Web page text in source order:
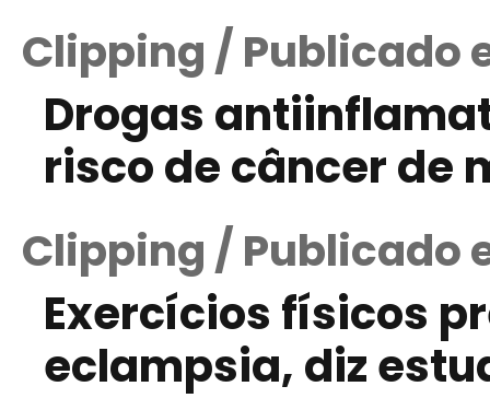
Clipping / Publicado
Drogas
risco de câncer de
Clipping / Publicado
Exercícios físicos
eclampsia, diz